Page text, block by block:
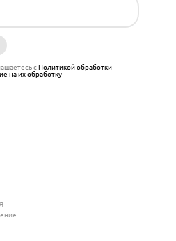
сПолитикой обработки
на их обработку